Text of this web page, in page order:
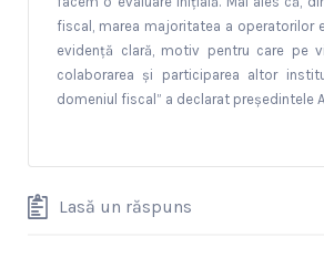
fiscal, marea majoritatea a operatorilor
evidenţă clară, motiv pentru care pe
colaborarea şi participarea altor
domeniul fiscal” a declarat preşedintele
Lasă un răspuns